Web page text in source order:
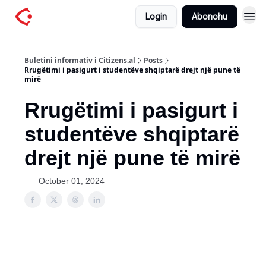
Login Abonohu
Buletini informativ i Citizens.al
Posts
Rrugëtimi i pasigurt i studentëve shqiptarë drejt një pune të
mirë
Rrugëtimi i pasigurt i
studentëve shqiptarë
drejt një pune të mirë
October 01, 2024